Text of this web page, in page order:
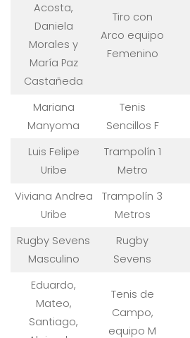
Acosta,
Daniela
Morales y
María Paz
Castañeda
Tiro con
Arco equipo
Femenino
Mariana
Manyoma
Tenis
Sencillos F
Luis Felipe
Uribe
Trampolín 1
Metro
Viviana Andrea
Uribe
Trampolín 3
Metros
Rugby Sevens
Masculino
Rugby
Sevens
Eduardo,
Mateo,
Santiago,
Tenis de
Campo,
equipo M